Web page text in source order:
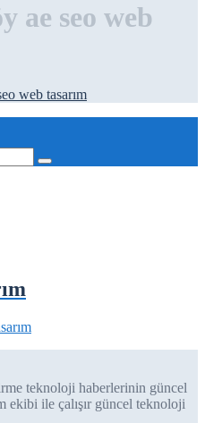
ae seo web
web tasarım
teknoloji haberlerinin güncel
ekibi ile çalışır güncel teknoloji